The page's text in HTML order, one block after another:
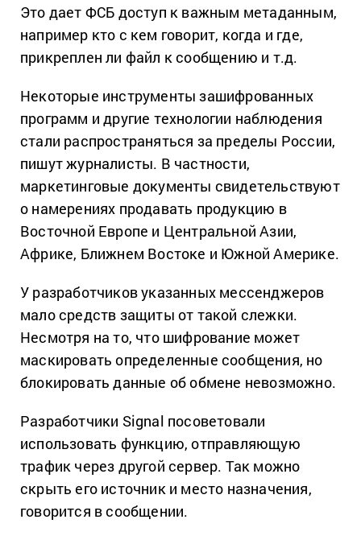
Это дает ФСБ доступ к важным метаданным,
например кто с кем говорит, когда и где,
прикреплен ли файл к сообщению и т.д.
Некоторые инструменты зашифрованных
программ и другие технологии наблюдения
стали распространяться за пределы России,
пишут журналисты. В частности,
маркетинговые документы свидетельствуют
о намерениях продавать продукцию в
Восточной Европе и Центральной Азии,
Африке, Ближнем Востоке и Южной Америке.
У разработчиков указанных мессенджеров
мало средств защиты от такой слежки.
Несмотря на то, что шифрование может
маскировать определенные сообщения, но
блокировать данные об обмене невозможно.
Разработчики Signal посоветовали
использовать функцию, отправляющую
трафик через другой сервер. Так можно
скрыть его источник и место назначения,
говорится в сообщении.